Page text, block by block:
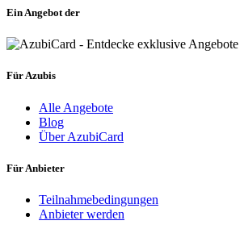
Ein Angebot der
Für Azubis
Alle Angebote
Blog
Über AzubiCard
Für Anbieter
Teilnahmebedingungen
Anbieter werden